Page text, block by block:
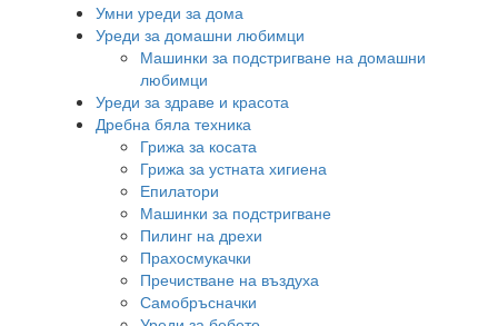
Умни уреди за дома
Уреди за домашни любимци
Машинки за подстригване на домашни
любимци
Уреди за здраве и красота
Дребна бяла техника
Грижа за косата
Грижа за устната хигиена
Епилатори
Машинки за подстригване
Пилинг на дрехи
Прахосмукачки
Пречистване на въздуха
Самобръсначки